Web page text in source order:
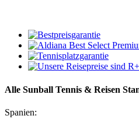
Alle Sunball Tennis & Reisen
Spanien: